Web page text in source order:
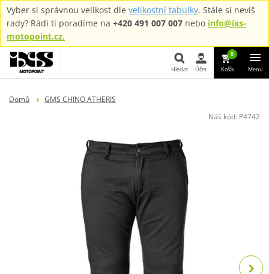
Vyber si správnou velikost dle velikostní tabulky. Stále si nevíš
rady? Rádi ti poradíme na +420 491 007 007 nebo info@ixs-
motopoint.cz.
Hledat Účet
0
Košík Menu
Domů
GMS CHINO ATHERIS
Náš kód: P4742